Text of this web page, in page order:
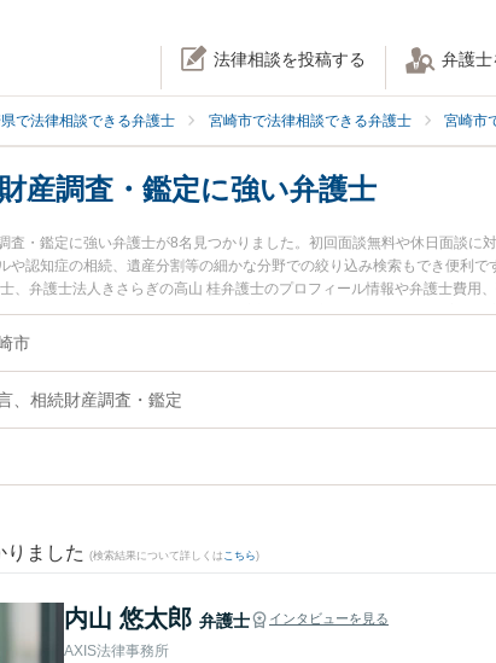
法律相談を投稿する 弁護士
で法律相談できる弁護士 宮崎市で法律相談できる弁護士 宮崎市
産調査・鑑定に強い弁護士
査・鑑定に強い弁護士が8名見つかりました。初回面談無料や休日面談に
や認知症の相続、遺産分割等の細かな分野での絞り込み検索もでき便利
、弁護士法人きさらぎの高山 桂弁護士のプロフィール情報や弁護士費用
ぐに弁護士に相談したい』『相続財産調査・鑑定のトラブル解決の実績
士に相談予約したい』などでお困りの相談者さんにおすすめです。
市
、相続財産調査・鑑定
りました (検索結果について詳しくは こちら)
内山 悠太郎 弁護士 インタビューを見る
AXIS法律事務所